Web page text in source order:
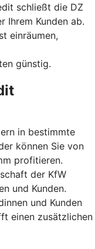
schließt die DZ
Ihrem Kunden ab.
einräumen,
günstig.
in bestimmte
können Sie von
profitieren.
der KfW
und Kunden.
und Kunden
einen zusätzlichen